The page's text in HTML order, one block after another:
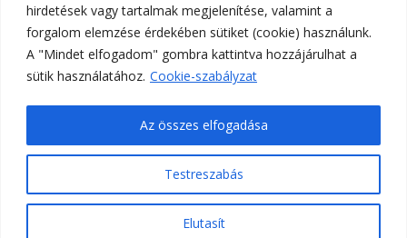
hirdetések vagy tartalmak megjelenítése, valamint a
forgalom elemzése érdekében sütiket (cookie) használunk.
A "Mindet elfogadom" gombra kattintva hozzájárulhat a
sütik használatához. Cookie-szabályzat
Testreszabás
Elutasít
Az összes elfogadása
Ferences Templom Pécs - PA - hivatalos oldala 2021.
Ashe a sablont készítette: